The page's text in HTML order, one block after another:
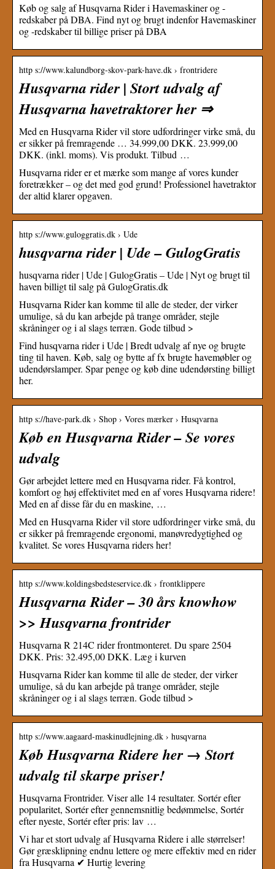
Køb og salg af Husqvarna Rider i Havemaskiner og -
redskaber på DBA. Find nyt og brugt indenfor Havemaskiner
og -redskaber til billige priser på DBA
http s://www.kalundborg-skov-park-have.dk › frontridere
Husqvarna rider | Stort udvalg af
Husqvarna havetraktorer her ⇒
Med en Husqvarna Rider vil store udfordringer virke små, du
er sikker på fremragende … 34.999,00 DKK. 23.999,00
DKK. (inkl. moms). Vis produkt. Tilbud …
Husqvarna rider er et mærke som mange af vores kunder
foretrækker – og det med god grund! Professionel havetraktor
der altid klarer opgaven.
http s://www.guloggratis.dk › Ude
husqvarna rider | Ude – GulogGratis
husqvarna rider | Ude | GulogGratis – Ude | Nyt og brugt til
haven billigt til salg på GulogGratis.dk
Husqvarna Rider kan komme til alle de steder, der virker
umulige, så du kan arbejde på trange områder, stejle
skråninger og i al slags terræn. Gode tilbud >
Find husqvarna rider i Ude | Bredt udvalg af nye og brugte
ting til haven. Køb, salg og bytte af fx brugte havemøbler og
udendørslamper. Spar penge og køb dine udendørsting billigt
her.
http s://have-park.dk › Shop › Vores mærker › Husqvarna
Køb en Husqvarna Rider – Se vores
udvalg
Gør arbejdet lettere med en Husqvarna rider. Få kontrol,
komfort og høj effektivitet med en af vores Husqvarna ridere!
Med en af disse får du en maskine, …
Med en Husqvarna Rider vil store udfordringer virke små, du
er sikker på fremragende ergonomi, manøvredygtighed og
kvalitet. Se vores Husqvarna riders her!
http s://www.koldingsbedsteservice.dk › frontklippere
Husqvarna Rider – 30 års knowhow
>> Husqvarna frontrider
Husqvarna R 214C rider frontmonteret. Du spare 2504
DKK. Pris: 32.495,00 DKK. Læg i kurven
Husqvarna Rider kan komme til alle de steder, der virker
umulige, så du kan arbejde på trange områder, stejle
skråninger og i al slags terræn. Gode tilbud >
http s://www.aagaard-maskinudlejning.dk › husqvarna
Køb Husqvarna Ridere her → Stort
udvalg til skarpe priser!
Husqvarna Frontrider. Viser alle 14 resultater. Sortér efter
popularitet, Sortér efter gennemsnitlig bedømmelse, Sortér
efter nyeste, Sortér efter pris: lav …
Vi har et stort udvalg af Husqvarna Ridere i alle størrelser!
Gør græsklipning endnu lettere og mere effektiv med en rider
fra Husqvarna ✔ Hurtig levering